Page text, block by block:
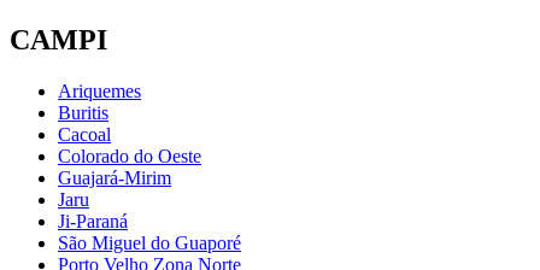
CAMPI
Ariquemes
Buritis
Cacoal
Colorado do Oeste
Guajará-Mirim
Jaru
Ji-Paraná
São Miguel do Guaporé
Porto Velho Zona Norte